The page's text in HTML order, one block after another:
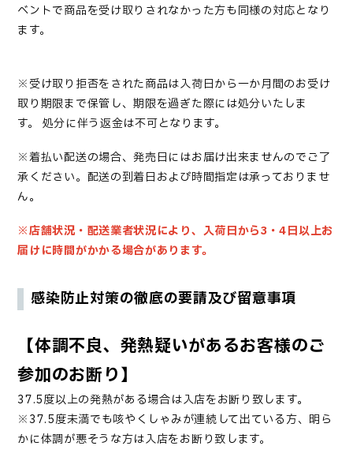
ベントで商品を受け取りされなかった方も同様の対応となり
ます。
※受け取り拒否をされた商品は入荷日から一か月間のお受け
取り期限まで保管し、期限を過ぎた際には処分いたしま
す。
処分に伴う返金は不可となります。
※着払い配送の場合、発売日にはお届け出来ませんのでご了
承ください。配送の到着日および時間指定は承っておりませ
ん。
※店舗状況・配送業者状況により、入荷日から3・4日以上お
届けに時間がかかる場合があります。
感染防止対策の徹底の要請及び留意事項
【体調不良、発熱疑いがあるお客様のご
参加のお断り】
37.5度以上の発熱がある場合は入店をお断り致します。
※37.5度未満でも咳やくしゃみが連続して出ている方、明ら
かに体調が悪そうな方は入店をお断り致します。